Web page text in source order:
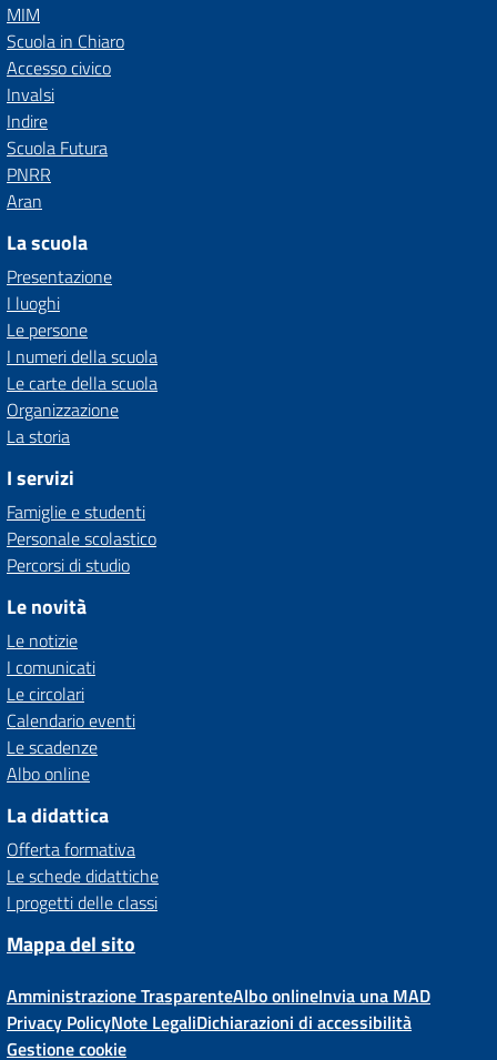
MIM
Scuola in Chiaro
Accesso civico
Invalsi
Indire
Scuola Futura
PNRR
Aran
La scuola
Presentazione
I luoghi
Le persone
I numeri della scuola
Le carte della scuola
Organizzazione
La storia
I servizi
Famiglie e studenti
Personale scolastico
Percorsi di studio
Le novità
Le notizie
I comunicati
Le circolari
Calendario eventi
Le scadenze
Albo online
La didattica
Offerta formativa
Le schede didattiche
I progetti delle classi
Mappa del sito
Amministrazione TrasparenteAlbo onlineInvia una MAD
Privacy PolicyNote LegaliDichiarazioni di accessibilità
Gestione cookie